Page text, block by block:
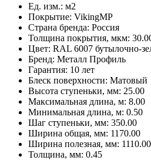
Ед. изм.: м2
Покрытие: VikingMP
Страна бренда: Россия
Толщина покрытия, мкм:
Цвет: RAL 6007 бутылочно-
Бренд: Металл Профиль
Гарантия: 10 лет
Блеск поверхности: Матовый
Высота ступеньки, мм: 25.00
Максимальная длина, м: 8.00
Минимальная длина, м: 0.50
Шаг ступеньки, мм: 350.00
Ширина общая, мм: 1170.00
Ширина полезная, мм: 1110.00
Толщина, мм: 0.45